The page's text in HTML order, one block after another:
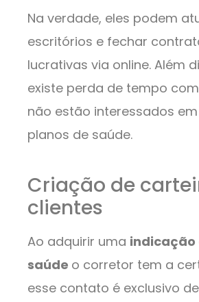
Na verdade, eles podem
escritórios e fechar
lucrativas via online. Além
existe perda de tempo
não estão interessados
planos de saúde.
Criação de
clientes
Ao adquirir uma indicação
saúde o corretor tem a
esse contato é exclusivo